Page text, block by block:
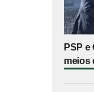
PSP
meios